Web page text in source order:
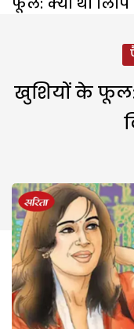
खुशियों के फूल: